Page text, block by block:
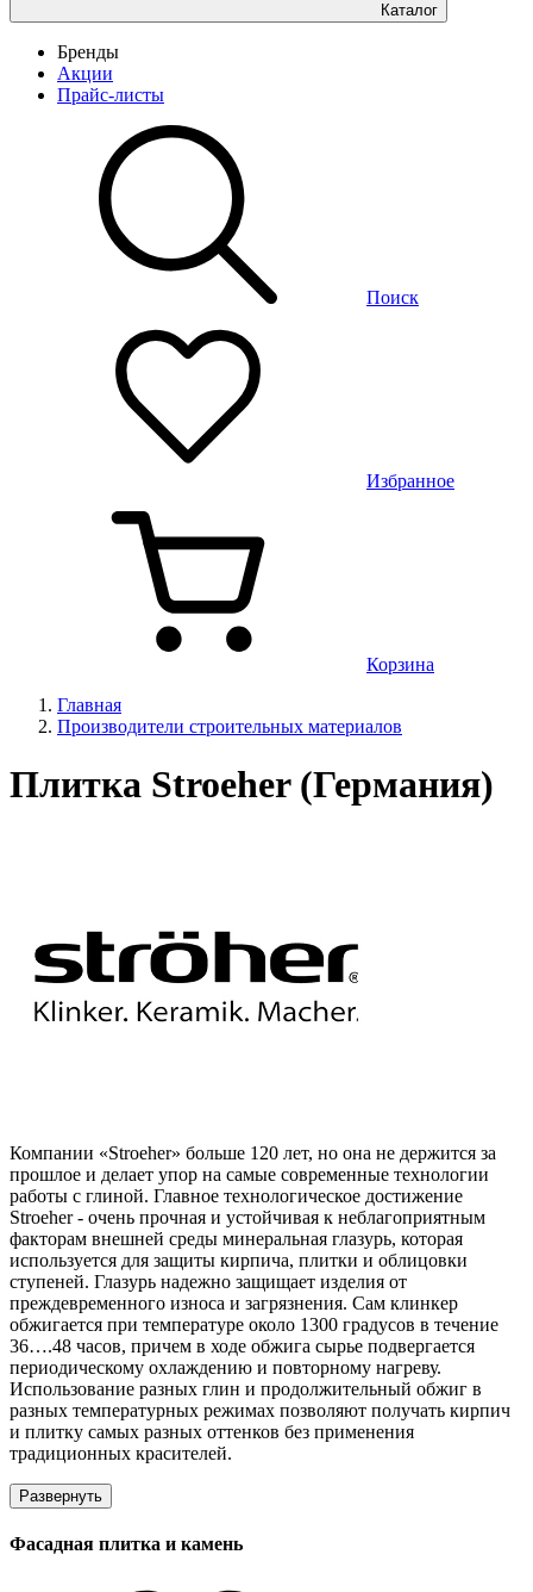
Каталог
Бренды
Акции
Прайс-листы
Поиск
Избранное
Корзина
Главная
Производители строительных материалов
Плитка Stroeher (Германия)
Компании «Stroeher» больше 120 лет, но она не держится за
прошлое и делает упор на самые современные технологии
работы с глиной. Главное технологическое достижение
Stroeher - очень прочная и устойчивая к неблагоприятным
факторам внешней среды минеральная глазурь, которая
используется для защиты кирпича, плитки и облицовки
ступеней. Глазурь надежно защищает изделия от
преждевременного износа и загрязнения. Сам клинкер
обжигается при температуре около 1300 градусов в течение
36….48 часов, причем в ходе обжига сырье подвергается
периодическому охлаждению и повторному нагреву.
Использование разных глин и продолжительный обжиг в
разных температурных режимах позволяют получать кирпич
и плитку самых разных оттенков без применения
традиционных красителей.
Развернуть
Фасадная плитка и камень